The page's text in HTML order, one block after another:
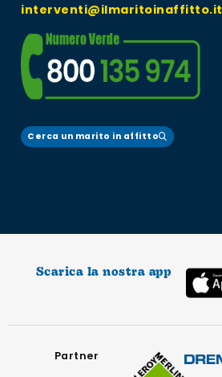
interventi@ilmaritoinaffitto.it
Cerca un marito in affitto
Scarica la nostra app
Partner